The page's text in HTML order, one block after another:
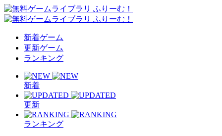
新着ゲーム
更新ゲーム
ランキング
新着
更新
ランキング